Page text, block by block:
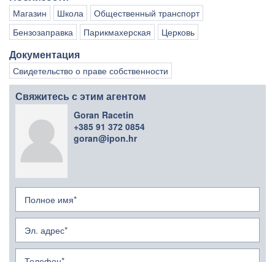
Магазин Школа
Общественный транспорт
Бензозаправка
Парикмахерская Церковь
Документация
Свидетельство о праве собственности
Свяжитесь с этим агентом
Goran Racetin
+385 91 372 0854
goran@ipon.hr